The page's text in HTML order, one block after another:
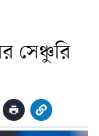
সেঞ্চুরি